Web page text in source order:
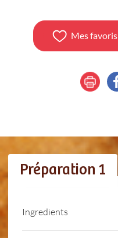
Mes favoris
Préparation 1
Ingredients